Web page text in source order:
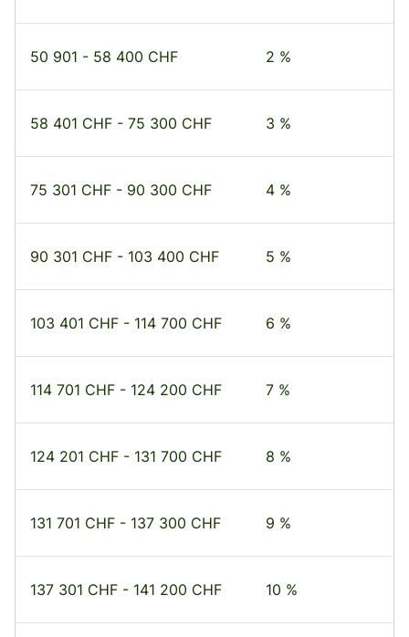
50 901 - 58 400 CHF 2 %
58 401 CHF - 75 300 CHF 3 %
75 301 CHF - 90 300 CHF 4 %
90 301 CHF - 103 400 CHF 5 %
103 401 CHF - 114 700 CHF 6 %
114 701 CHF - 124 200 CHF 7 %
124 201 CHF - 131 700 CHF 8 %
131 701 CHF - 137 300 CHF 9 %
137 301 CHF - 141 200 CHF 10 %